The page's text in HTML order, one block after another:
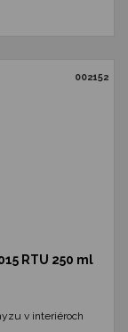
002152
RTU 250 ml
v interiéroch